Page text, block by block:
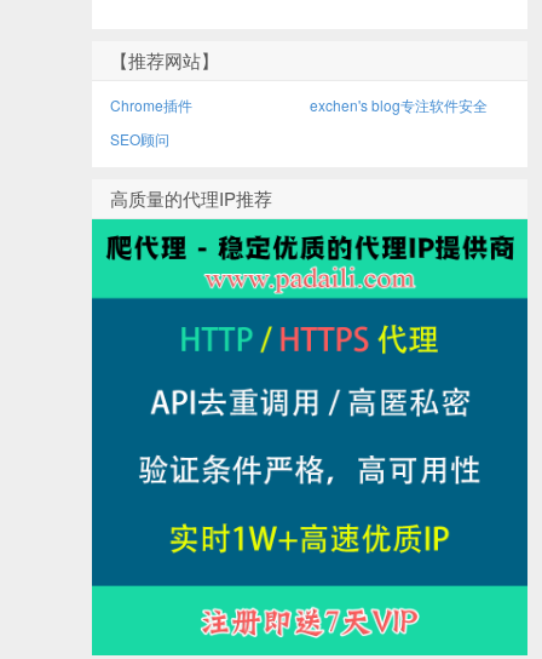
【推荐网站】
Chrome插件
exchen's blog专注软件安全
SEO顾问
高质量的代理IP推荐